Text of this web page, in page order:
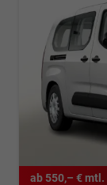
ab 550,– € mtl.